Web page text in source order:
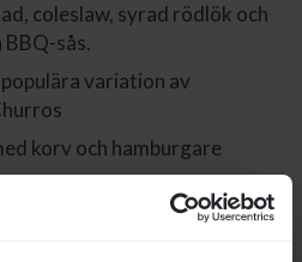
coleslaw, syrad rödlök och
BBQ-sås.
variation av
korv och hamburgare